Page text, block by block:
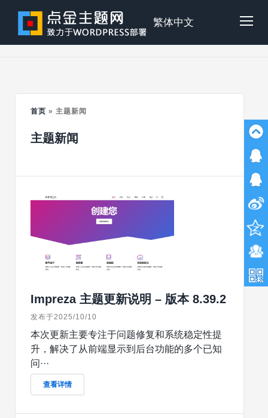
content
点
繁体中文
首页 » 主题新闻
主题新闻
Impreza 主题更新说明 – 版本 8.39.2
发布于2025/10/10
本次更新主要专注于问题修复和系统稳定性提
升，解决了从前端显示到后台功能的多个已知
问···
查看详情